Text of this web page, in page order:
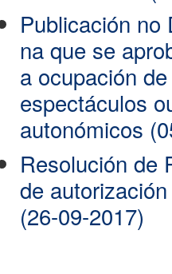
Publicación no
na que se
a ocupación
espectáculos
autonómicos
Resolución de
de
(26-09-2017)